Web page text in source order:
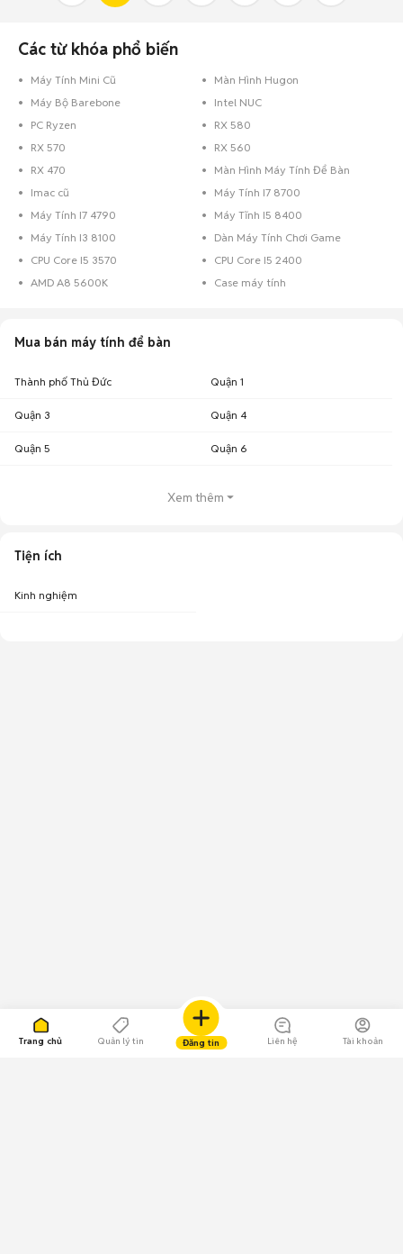
Trang chủ Quản lý tin Đăng tin Liên hệ Tài khoản
Các từ khóa phổ biến
Máy Tính Mini Cũ
Màn Hình Hugon
Máy Bộ Barebone
Intel NUC
PC Ryzen
RX 580
RX 570
RX 560
RX 470
Màn Hình Máy Tính Để Bàn
Imac cũ
Máy Tính I7 8700
Máy Tính I7 4790
Máy Tĩnh I5 8400
Máy Tính I3 8100
Dàn Máy Tính Chơi Game
CPU Core I5 3570
CPU Core I5 2400
AMD A8 5600K
Case máy tính
Mua bán máy tính để bàn
Thành phố Thủ Đức Quận 1
Quận 3 Quận 4
Quận 5 Quận 6
Xem thêm
Tiện ích
Kinh nghiệm